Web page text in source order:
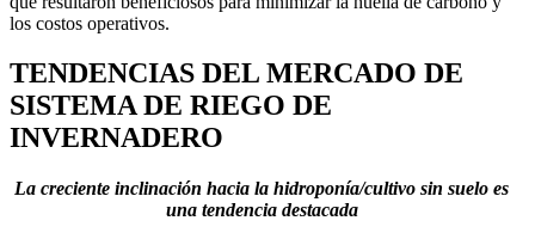
los costos operativos.
TENDENCIAS DEL MERCADO DE
SISTEMA DE RIEGO DE
INVERNADERO
La creciente inclinación hacia la hidroponía/cultivo sin suelo es
una tendencia destacada